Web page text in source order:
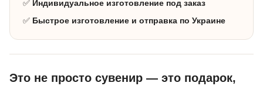
✅ Индивидуальное изготовление под заказ
✅ Быстрое изготовление и отправка по Украине
Это не просто сувенир — это подарок,